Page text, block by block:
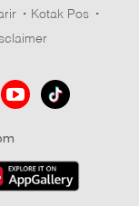
Kotak Pos